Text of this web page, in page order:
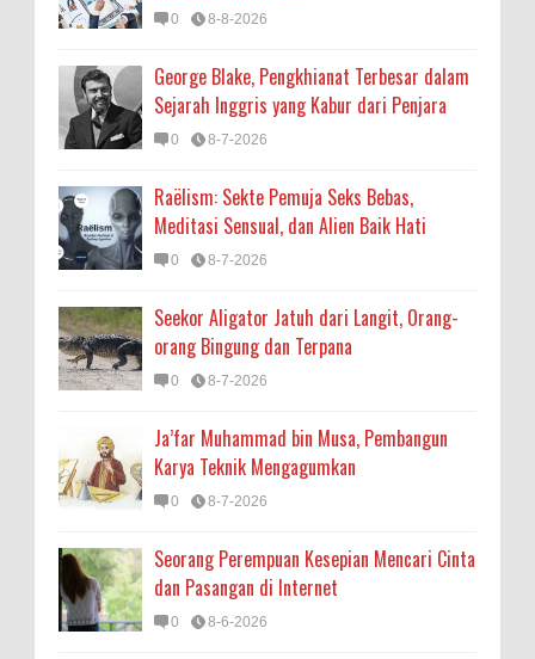
0 8-8-2026
George Blake, Pengkhianat Terbesar dalam
Sejarah Inggris yang Kabur dari Penjara
0 8-7-2026
Raëlism: Sekte Pemuja Seks Bebas,
Meditasi Sensual, dan Alien Baik Hati
0 8-7-2026
Seekor Aligator Jatuh dari Langit, Orang-
orang Bingung dan Terpana
0 8-7-2026
Ja’far Muhammad bin Musa, Pembangun
Karya Teknik Mengagumkan
0 8-7-2026
Seorang Perempuan Kesepian Mencari Cinta
dan Pasangan di Internet
0 8-6-2026